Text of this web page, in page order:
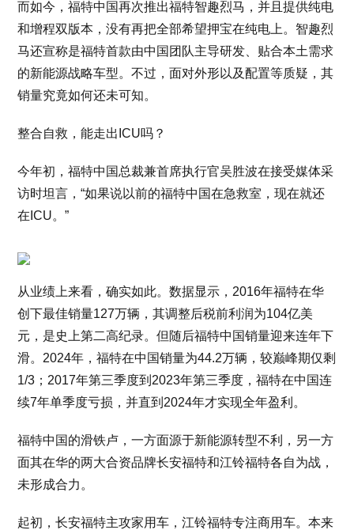
而如今，福特中国再次推出福特智趣烈马，并且提供纯电
和增程双版本，没有再把全部希望押宝在纯电上。智趣烈
马还宣称是福特首款由中国团队主导研发、贴合本土需求
的新能源战略车型。不过，面对外形以及配置等质疑，其
销量究竟如何还未可知。
整合自救，能走出ICU吗？
今年初，福特中国总裁兼首席执行官吴胜波在接受媒体采
访时坦言，“如果说以前的福特中国在急救室，现在就还
在ICU。”
从业绩上来看，确实如此。数据显示，2016年福特在华
创下最佳销量127万辆，其调整后税前利润为104亿美
元，是史上第二高纪录。但随后福特中国销量迎来连年下
滑。2024年，福特在中国销量为44.2万辆，较巅峰期仅剩
1/3；2017年第三季度到2023年第三季度，福特在中国连
续7年单季度亏损，并直到2024年才实现全年盈利。
福特中国的滑铁卢，一方面源于新能源转型不利，另一方
面其在华的两大合资品牌长安福特和江铃福特各自为战，
未形成合力。
起初，长安福特主攻家用车，江铃福特专注商用车。本来